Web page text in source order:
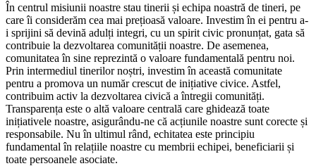
În centrul misiunii noastre stau tinerii și echipa noastră de tineri, pe
care îi considerăm cea mai prețioasă valoare. Investim în ei pentru a-
i sprijini să devină adulți integri, cu un spirit civic pronunțat, gata să
contribuie la dezvoltarea comunității noastre. De asemenea,
comunitatea în sine reprezintă o valoare fundamentală pentru noi.
Prin intermediul tinerilor noștri, investim în această comunitate
pentru a promova un număr crescut de inițiative civice. Astfel,
contribuim activ la dezvoltarea civică a întregii comunități.
Transparența este o altă valoare centrală care ghidează toate
inițiativele noastre, asigurându-ne că acțiunile noastre sunt corecte și
responsabile. Nu în ultimul rând, echitatea este principiu
fundamental în relațiile noastre cu membrii echipei, beneficiarii și
toate persoanele asociate.